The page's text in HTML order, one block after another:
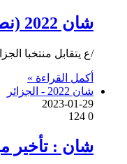
شان 2022 (نصف النهائي) الجزائر-النيجر: من أجل تأهل تاريخي إلى النهائي للمنتخبين
/ع يتقابل منتخبا الجزائر والنيجر غدا الثلاثاء (سا
أكمل القراءة »
شان 2022 - الجزائر
2023-01-29
0
شان : تأخير